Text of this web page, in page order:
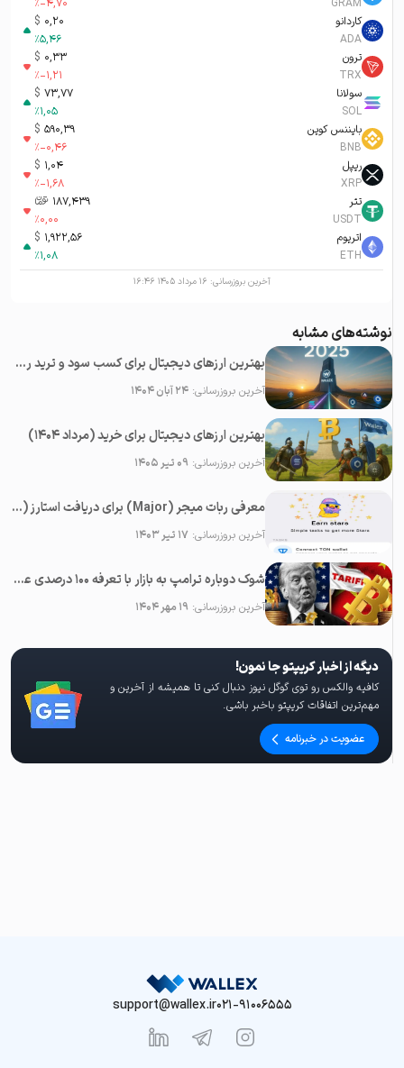
GRAM
%-4,70
کاردانو
ADA
0,20
$
%5,46
ترون
TRX
0,33
$
%-1,21
سولانا
SOL
73,77
$
%1,05
بایننس کوین
BNB
590,39
$
%-0,46
ریپل
XRP
1,04
$
%-1,68
تتر
USDT
187,439 تومان-ء
%0,00
اتریوم
ETH
1,922,56
$
%1,08
آخرین بروزرسانی: ۱۶ مرداد ۱۴۰۵ ۱۶:۴۶
نوشته‌های مشابه
بهترین ارزهای دیجیتال برای کسب سود و ترید روزانه در سال ۲۰۲۵
آخرین بروزرسانی:۲۴ آبان ۱۴۰۴
بهترین ارزهای دیجیتال برای خرید (مرداد ۱۴۰۴)
آخرین بروزرسانی:۰۹ تیر ۱۴۰۵
معرفی ربات میجر (Major) برای دریافت استارز (Stars) رایگان در تلگرام
آخرین بروزرسانی:۱۷ تیر ۱۴۰۳
شوک دوباره ترامپ به بازار با تعرفه ۱۰۰ درصدی علیه چین؛‌ سقوط همه رمزارزها
آخرین بروزرسانی:۱۹ مهر ۱۴۰۴
دیگه از اخبار کریپتو جا نمون!
کافیه والکس رو توی گوگل نیوز دنبال کنی تا همیشه از آخرین و
مهم‌ترین اتفاقات کریپتو باخبر باشی.
عضویت در خبرنامه
021-91006555
support@wallex.ir